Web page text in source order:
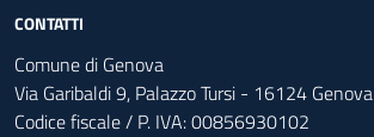
CONTATTI
Comune di Genova
Via Garibaldi 9, Palazzo Tursi - 16124 Genova
Codice fiscale / P. IVA: 00856930102